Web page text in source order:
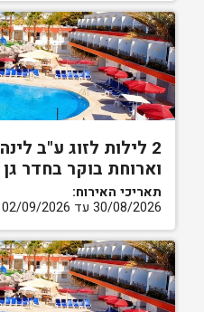
2 לילות לזוג ע"ב לינה
וארוחת בוקר בחדר גן
תאריכי האירוח:
30/08/2026 עד 02/09/2026